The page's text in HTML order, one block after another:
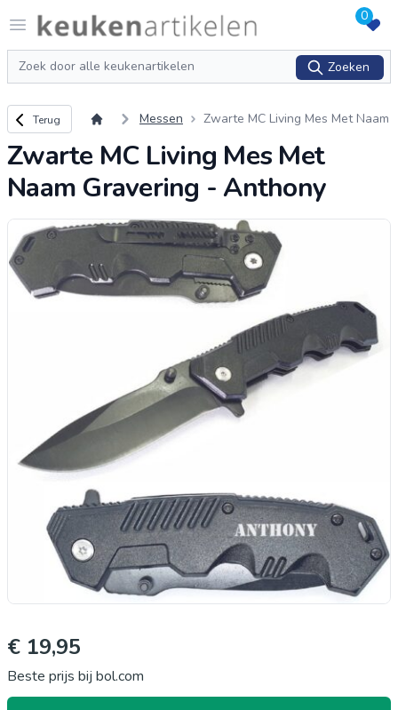
Open menu
Logo keukenartikelen.com 0
Zoeken
Zoeken
Terug naar overzicht
Terug Messen
Zwarte MC Living Mes Met Naam
Zwarte MC Living Mes Met
Naam Gravering - Anthony
€ 19,95
Beste prijs bij bol.com